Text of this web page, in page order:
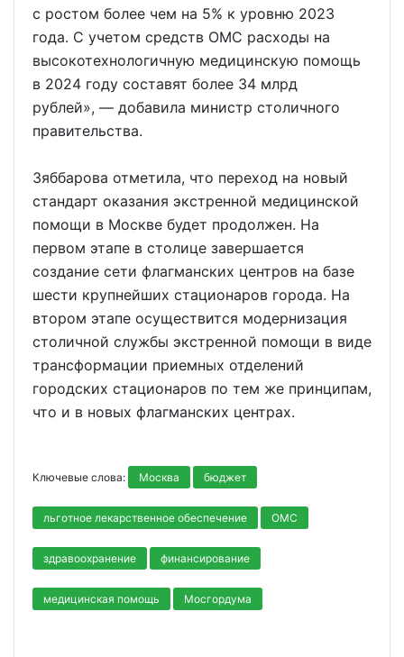
с ростом более чем на 5% к уровню 2023
года. C учетом средств ОМС расходы на
высокотехнологичную медицинскую помощь
в 2024 году составят более 34 млрд
рублей», — добавила министр столичного
правительства.
Зяббарова отметила, что переход на новый
стандарт оказания экстренной медицинской
помощи в Москве будет продолжен. На
первом этапе в столице завершается
создание сети флагманских центров на базе
шести крупнейших стационаров города. На
втором этапе осуществится модернизация
столичной службы экстренной помощи в виде
трансформации приемных отделений
городских стационаров по тем же принципам,
что и в новых флагманских центрах.
Ключевые слова: Москва бюджет
льготное лекарственное обеспечение ОМС
здравоохранение финансирование
медицинская помощь Мосгордума